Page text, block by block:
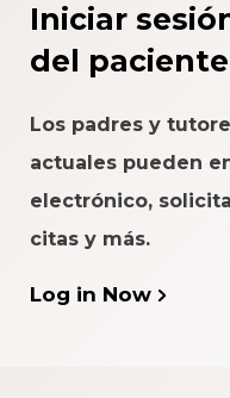
Iniciar
del paciente
Los padres y
actuales pueden
electrónico,
citas y más.
Log in Now